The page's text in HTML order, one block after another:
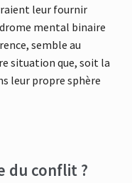
leur fournir
mental binaire
semble au
situation que, soit la
leur propre sphère
du conflit ?